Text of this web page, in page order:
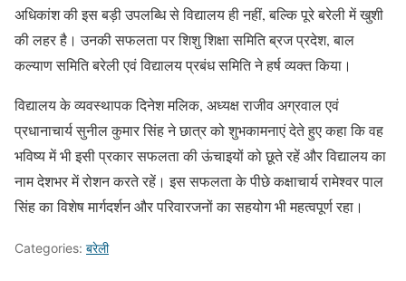
अधिकांश की इस बड़ी उपलब्धि से विद्यालय ही नहीं, बल्कि पूरे बरेली में खुशी
की लहर है। उनकी सफलता पर शिशु शिक्षा समिति ब्रज प्रदेश, बाल
कल्याण समिति बरेली एवं विद्यालय प्रबंध समिति ने हर्ष व्यक्त किया।
विद्यालय के व्यवस्थापक दिनेश मलिक, अध्यक्ष राजीव अग्रवाल एवं
प्रधानाचार्य सुनील कुमार सिंह ने छात्र को शुभकामनाएं देते हुए कहा कि वह
भविष्य में भी इसी प्रकार सफलता की ऊंचाइयों को छूते रहें और विद्यालय का
नाम देशभर में रोशन करते रहें। इस सफलता के पीछे कक्षाचार्य रामेश्वर पाल
सिंह का विशेष मार्गदर्शन और परिवारजनों का सहयोग भी महत्वपूर्ण रहा।
Categories: बरेली